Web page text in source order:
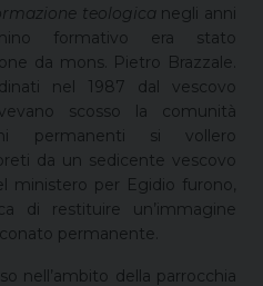
teologica negli anni
formativo era stato
da mons. Pietro Brazzale.
nel 1987 dal vescovo
scosso la comunità
permanenti si vollero
da un sedicente vescovo
ministero per Egidio furono,
di restituire un’immagine
permanente.
nell’ambito della parrocchia